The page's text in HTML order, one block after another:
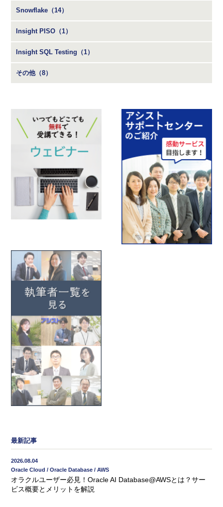
Snowflake（14）
Insight PISO（1）
Insight SQL Testing（1）
その他（8）
最新記事
2026.08.04
Oracle Cloud / Oracle Database / AWS
オラクルユーザー必見！Oracle AI Database@AWSとは？サー
ビス概要とメリットを解説